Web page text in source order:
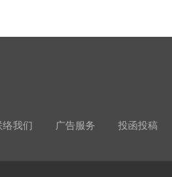
络我们 广告服务 投函投稿